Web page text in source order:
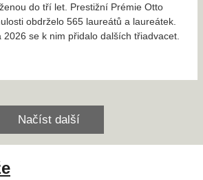
do tří let. Prestižní Prémie Otto
obdrželo 565 laureátů a laureátek.
se k nim přidalo dalších třiadvacet.
Načíst další